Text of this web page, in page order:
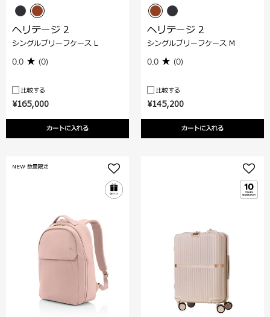
¥165,000
カートに入れる
ヘリテージ 2
シングルブリーフケース L
0.0 (0)
比較する
¥145,200
カートに入れる
ヘリテージ 2
シングルブリーフケース M
0.0 (0)
比較する
NEW 数量限定